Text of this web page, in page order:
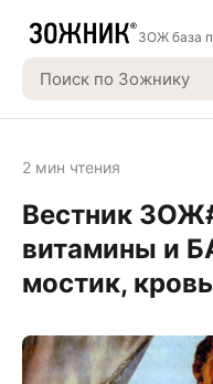
ЗОЖ база
2 мин чтения
Вестник
витамины и
мостик,